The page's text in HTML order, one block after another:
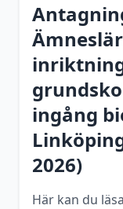
ingång
2026)
Här kan du